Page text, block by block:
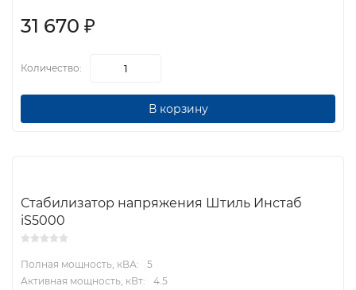
31 670 ₽
Количество:
В корзину
Стабилизатор напряжения Штиль Инстаб
iS5000
Полная мощность, кВА:
5
Активная мощность, кВт:
4.5